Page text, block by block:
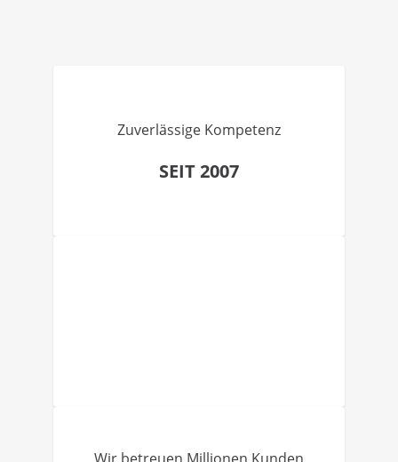
Zuverlässige Kompetenz
SEIT 2007